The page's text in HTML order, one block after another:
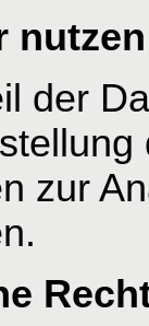
der
zur